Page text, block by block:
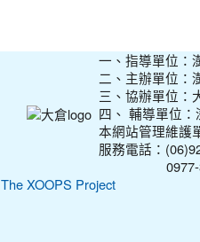
一、指導單位：
二、主辦單位：
三、協辦單位：
四、 輔導單位
本網站管理維護
服務電話：
0977-
The XOOPS Project